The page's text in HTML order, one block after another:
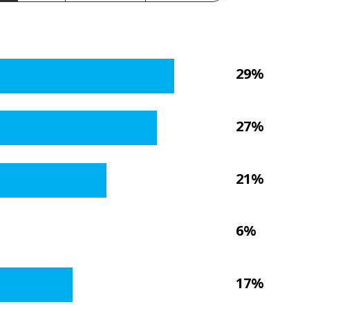
29%
27%
21%
6%
17%